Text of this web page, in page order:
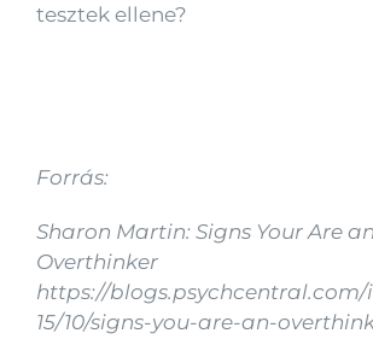
tesztek ellene?
Forrás:
Sharon Martin: Signs Your Are an
Overthinker
https://
15/10/signs-you-are-an-